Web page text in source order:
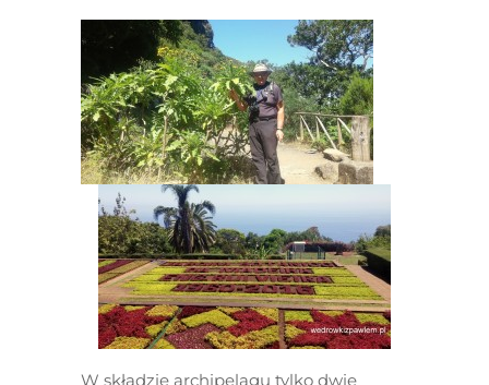
W składzie archipelagu tylko dwie